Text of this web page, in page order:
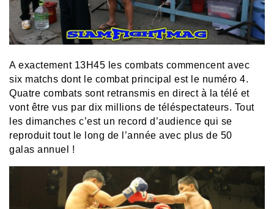
A exactement 13H45 les combats commencent avec
six matchs dont le combat principal est le numéro 4.
Quatre combats sont retransmis en direct à la télé et
vont être vus par dix millions de téléspectateurs. Tout
les dimanches c’est un record d’audience qui se
reproduit tout le long de l’année avec plus de 50
galas annuel !